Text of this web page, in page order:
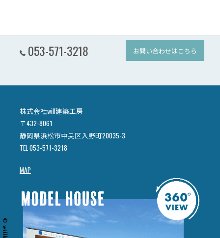
053-571-3218 お問い合わせはこちら
株式会社will建築工房
〒432-8061
静岡県浜松市中央区入野町20035-3
TEL 053-571-3218
MAP